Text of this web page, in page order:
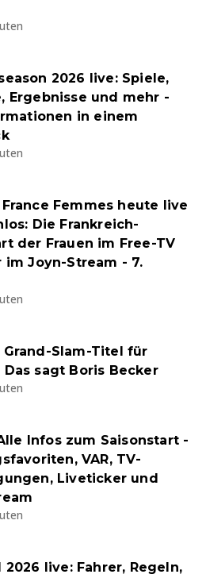
2026 live: Spiele,
Ergebnisse und mehr -
in einem
Femmes heute live
Die Frankreich-
der Frauen im Free-TV
im Joyn-Stream - 7.
Slam-Titel für
Das sagt Boris Becker
Infos zum Saisonstart -
VAR, TV-
Liveticker und
2026 live: Fahrer, Regeln,